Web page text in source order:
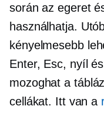
során az egeret
használhatja.
kényelmesebb
Enter, Esc, nyíl
mozoghat a
cellákat. Itt van a